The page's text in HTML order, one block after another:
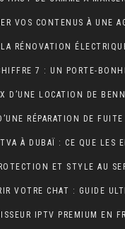
7 : UN PORTE-